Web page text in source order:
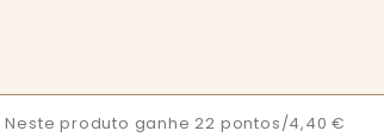
Neste produto ganhe 22 pontos/4,40 €